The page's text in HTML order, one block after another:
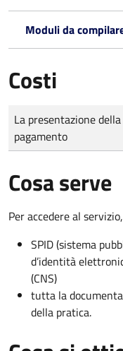
Moduli da
Costi
Tipo di pagamento
Importo
La presentazione
pagamento
Cosa serve
Per accedere al
SPID (sistema
d’identità
(CNS)
tutta la
della pratica.